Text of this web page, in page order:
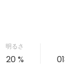
明るさ
20 %